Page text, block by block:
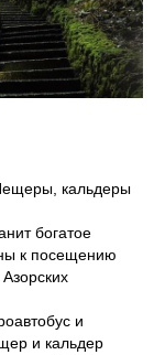
кальдеры
богатое
к посещению
и
и кальдер